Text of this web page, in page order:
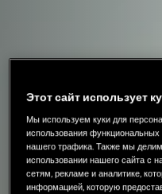
Этот сайт использует
Мы используем куки для
использования
нашего трафика. Также мы
использовании нашего сайта с
сетям, рекламе и аналитике,
информацией, которую